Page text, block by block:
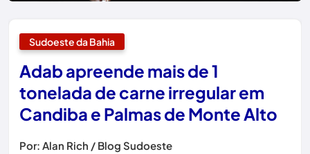
Sudoeste da Bahia
Adab apreende mais de 1
tonelada de carne irregular em
Candiba e Palmas de Monte Alto
Por: Alan Rich / Blog Sudoeste